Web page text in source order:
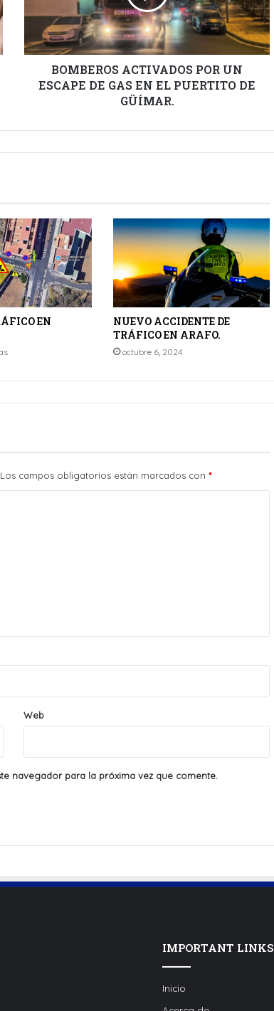
EL
PUERTITOBOMBEROS ACTIVADOS POR UN
ESCAPE DE GAS EN EL PUERTITO DE
GÜÍMAR.
EN
NUEVO ACCIDENTE DE
TRÁFICO EN ARAFO.
octubre 6, 2024
Los campos obligatorios están marcados con *
Web
navegador para la próxima vez que comente.
IMPORTANT LINKS
Inicio